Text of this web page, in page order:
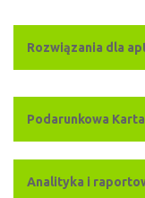
Rozwiązania dla
Podarunkowa
Analityka i